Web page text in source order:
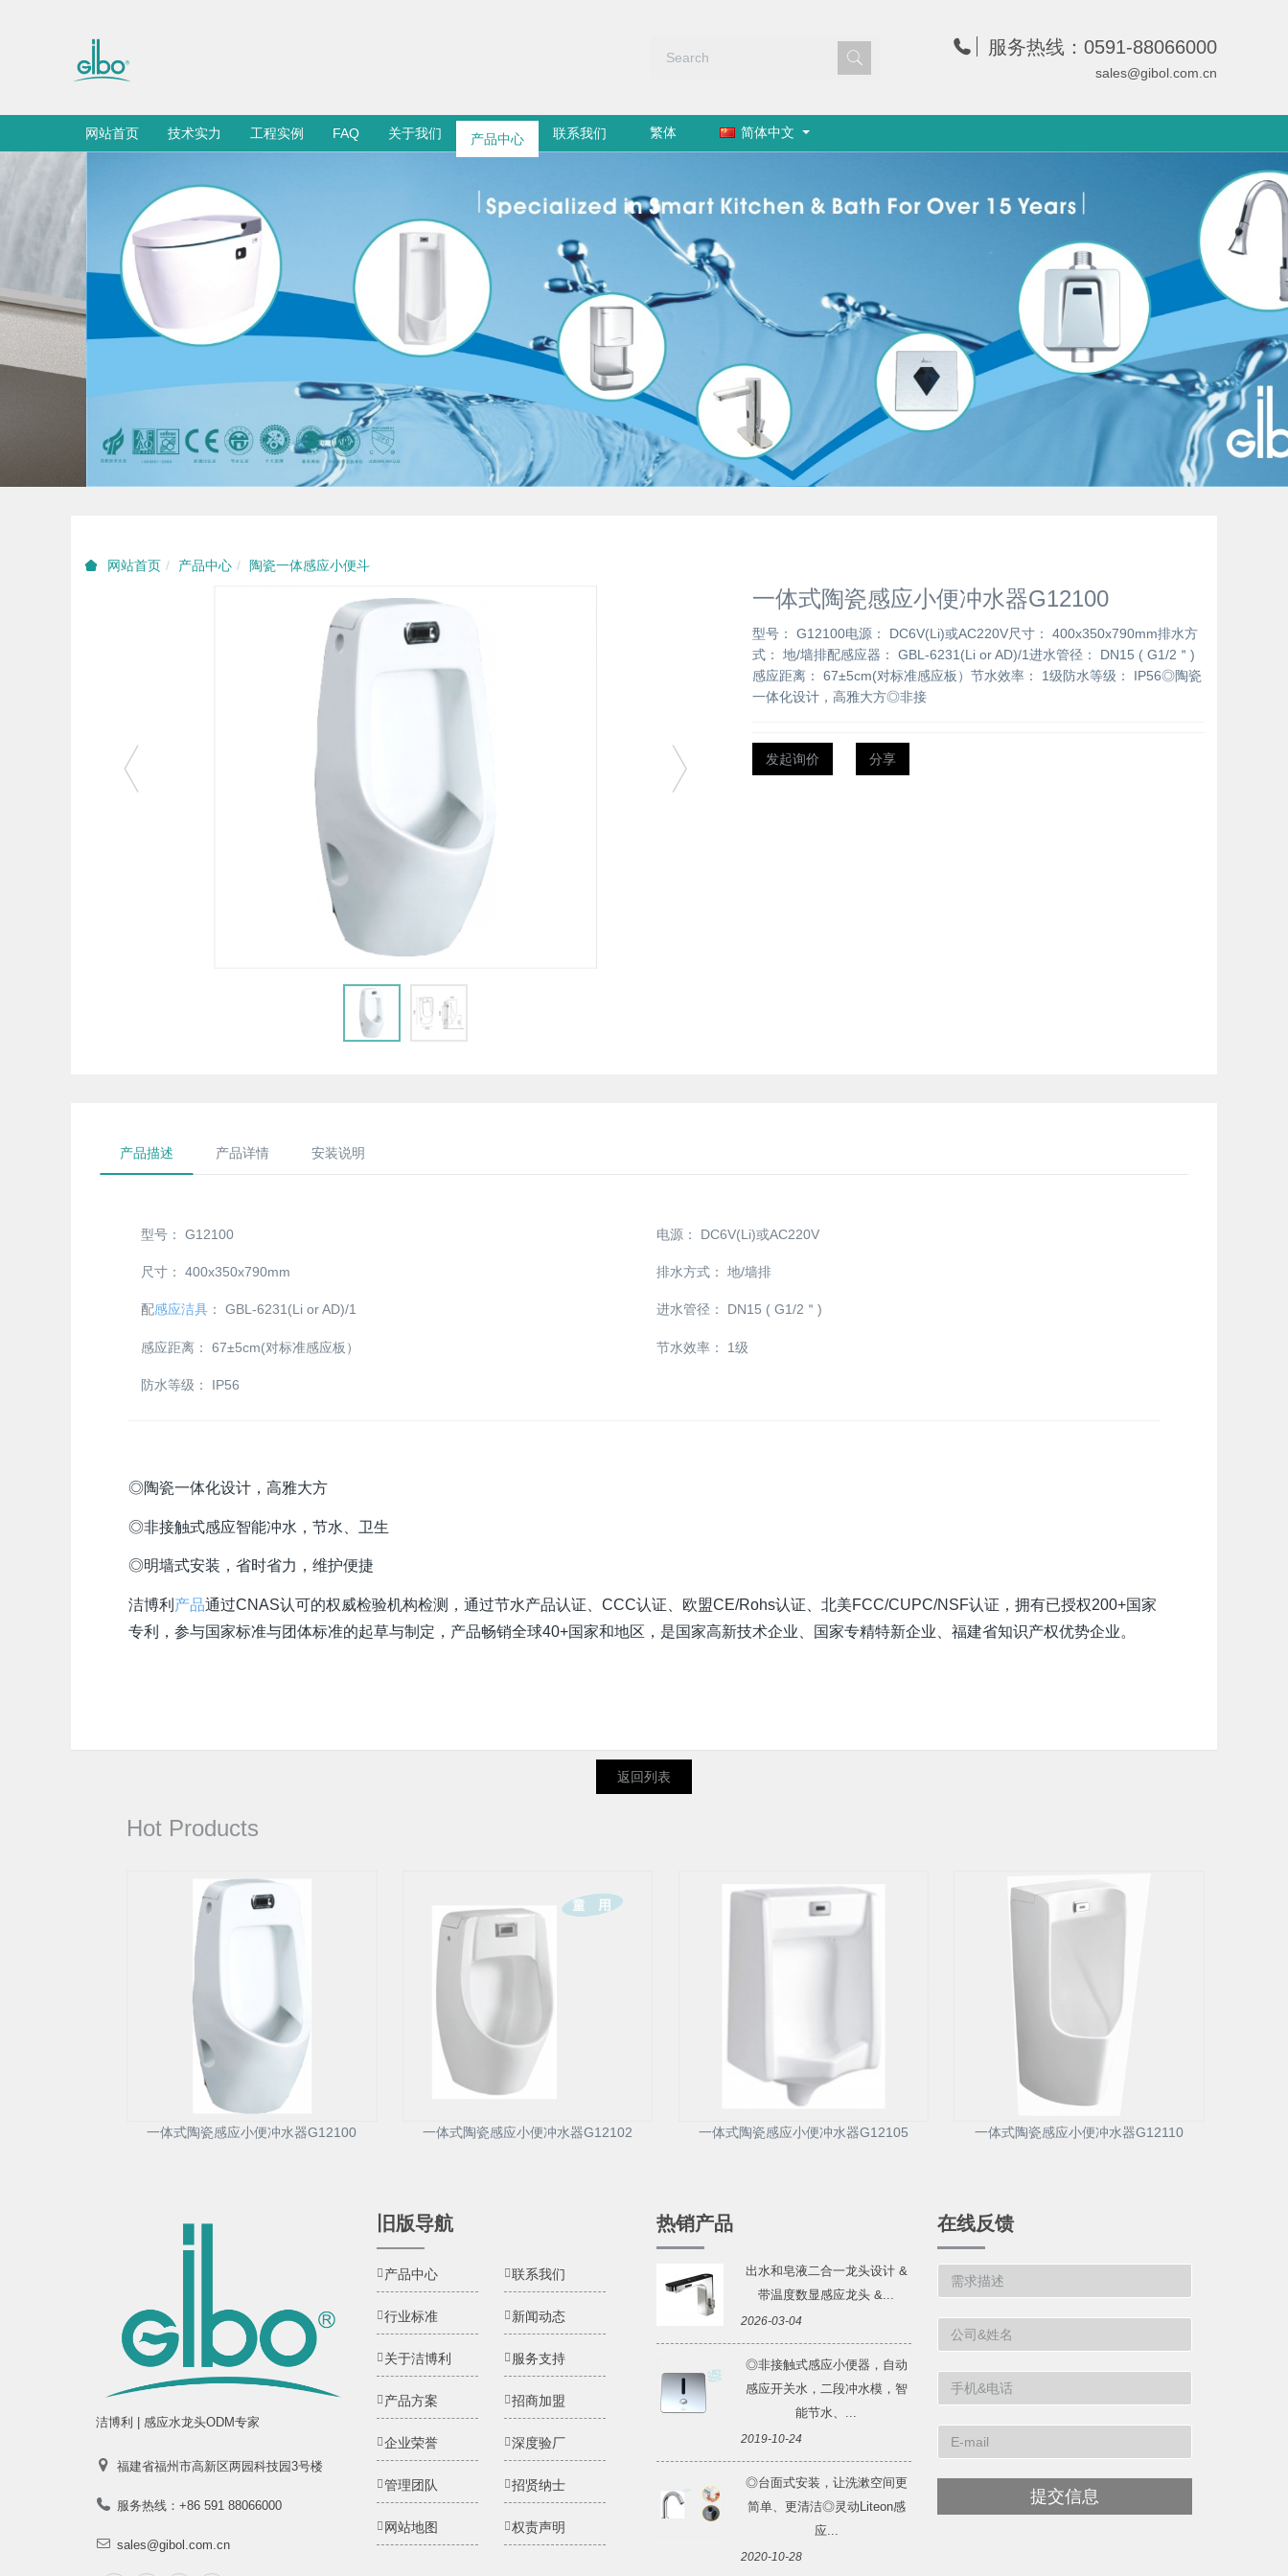
服务热线：0591-88066000
sales@gibol.com.cn
网站首页 技术实力 工程实例 FAQ 关于我们 产品中心 联系我们 繁体 简体中文
通过中国节水产品认证
感应洁具产品入选国家节能产品政府采购清单
网站首页 产品中心 陶瓷一体感应小便斗
一体式陶瓷感应小便冲水器G12100
型号： G12100电源： DC6V(Li)或AC220V尺寸： 400x350x790mm排水方
式： 地/墙排配感应器： GBL-6231(Li or AD)/1进水管径： DN15 ( G1/2＂)
感应距离： 67±5cm(对标准感应板）节水效率： 1级防水等级： IP56◎陶瓷
一体化设计，高雅大方◎非接
发起询价 分享
产品描述 产品详情 安装说明
型号： G12100 电源： DC6V(Li)或AC220V
尺寸： 400x350x790mm 排水方式： 地/墙排
配感应洁具 ： GBL-6231(Li or AD)/1 进水管径： DN15 ( G1/2＂)
感应距离： 67±5cm(对标准感应板） 节水效率： 1级
防水等级： IP56
◎陶瓷一体化设计，高雅大方
◎非接触式感应智能冲水，节水、卫生
◎明墙式安装，省时省力，维护便捷
洁博利 产品通过CNAS认可的权威检验机构检测，通过节水产品认证、CCC认证、欧盟CE/Rohs认证、北美FCC/CUPC/NSF认证，拥有已授权200+国家
专利，参与国家标准与团体标准的起草与制定，产品畅销全球40+国家和地区，是国家高新技术企业、国家专精特新企业、福建省知识产权优势企业。
返回列表
Hot Products
一体式陶瓷感应小便冲水器G12100 一体式陶瓷感应小便冲水器G12102 一体式陶瓷感应小便冲水器G12105 一体式陶瓷感应小便冲水器G12110
洁博利 | 感应水龙头ODM专家
福建省福州市高新区两园科技园3号楼
服务热线：+86 591 88066000
sales@gibol.com.cn
旧版导航
产品中心 联系我们
行业标准 新闻动态
关于洁博利 服务支持
产品方案 招商加盟
企业荣誉 深度验厂
管理团队 招贤纳士
网站地图 权责声明
热销产品
出水和皂液二合一龙头设计 &
带温度数显感应龙头 &...
2026-03-04
◎非接触式感应小便器，自动
感应开关水，二段冲水模，智
能节水、...
2019-10-24
◎台面式安装，让洗漱空间更
简单、更清洁◎灵动Liteon感
应...
2020-10-28
在线反馈
提交信息